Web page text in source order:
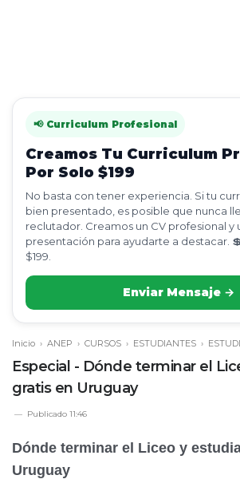
📢 Curriculum Profesional
Creamos Tu Curriculum
Por Solo $199
No basta con tener experiencia. Si tu
bien presentado, es posible que nunca
reclutador. Creamos un CV profesional y
presentación para ayudarte a destacar.
$199.
Enviar Mensaje →
Inicio › ANEP › CURSOS › ESTUDIANTES ›
Especial - Dónde terminar el
gratis en Uruguay
Publicado 11:46
Dónde terminar el Liceo y
Uruguay